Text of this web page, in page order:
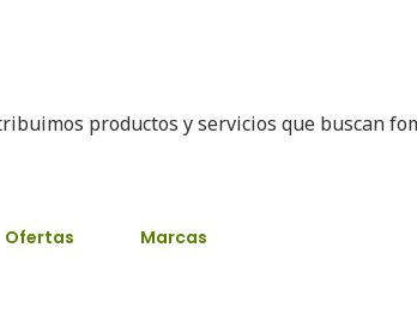
productos y servicios que buscan
Ofertas Marcas